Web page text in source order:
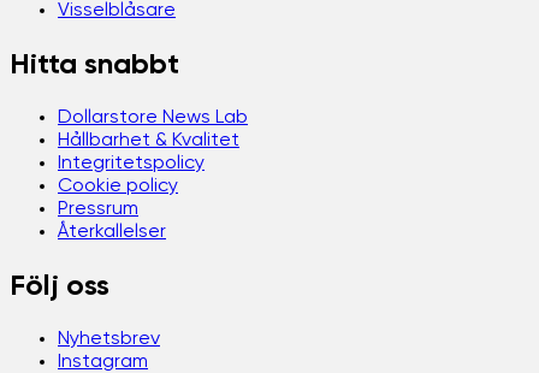
Visselblåsare
Hitta snabbt
Dollarstore News Lab
Hållbarhet & Kvalitet
Integritetspolicy
Cookie policy
Pressrum
Återkallelser
Följ oss
Nyhetsbrev
Instagram